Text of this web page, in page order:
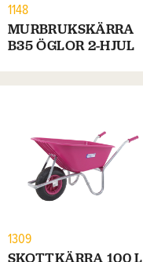
1148
MURBRUKSKÄRRA
B35 ÖGLOR 2-HJUL
1309